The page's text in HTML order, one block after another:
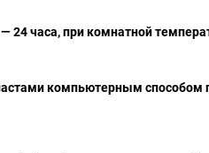
часа, при комнатной
компьютерным способом